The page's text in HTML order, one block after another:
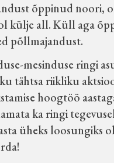
õppinud noori,
külje all. Küll aga
põllmajandust.
mesinduse ringi
tähtsa riikliku
hoogtöö
ka ringi
üheks loosungiks